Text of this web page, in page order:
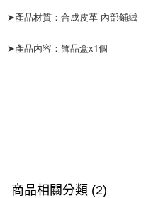
➤產品材質：合成皮革 內部鋪絨
➤產品內容：飾品盒x1個
商品相關分類 (2)